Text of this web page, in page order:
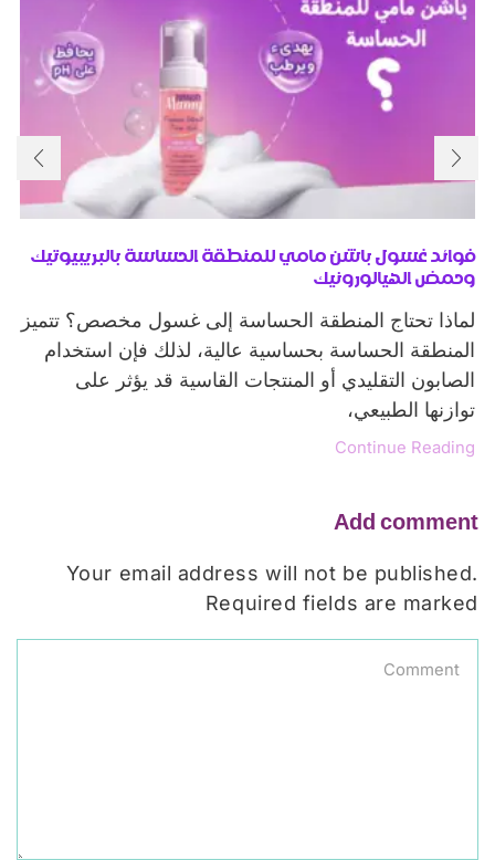
فوائد غسول باشن مامي للمنطقة الحساسة بالبريبيوتيك
وحمض الهيالورونيك
لماذا تحتاج المنطقة الحساسة إلى غسول مخصص؟ تتميز
المنطقة الحساسة بحساسية عالية، لذلك فإن استخدام
الصابون التقليدي أو المنتجات القاسية قد يؤثر على
توازنها الطبيعي،
Continue Reading
Add comment
Your email address will not be published.
Required fields are marked